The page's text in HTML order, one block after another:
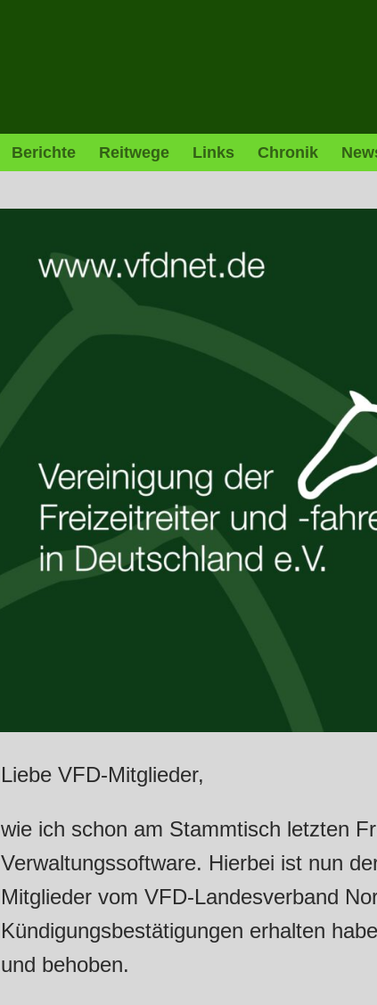
Berichte Reitwege Links Chronik
Liebe VFD-Mitglieder,
wie ich schon am Stammtisch letzten
Verwaltungssoftware. Hierbei ist nun
Mitglieder vom VFD-Landesverband
Kündigungsbestätigungen erhalten
und behoben.